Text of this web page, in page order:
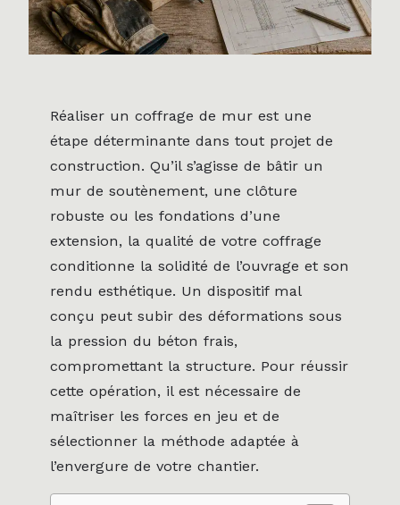
Réaliser un coffrage de mur est une
étape déterminante dans tout projet de
construction. Qu’il s’agisse de bâtir un
mur de soutènement, une clôture
robuste ou les fondations d’une
extension, la qualité de votre coffrage
conditionne la solidité de l’ouvrage et son
rendu esthétique. Un dispositif mal
conçu peut subir des déformations sous
la pression du béton frais,
compromettant la structure. Pour réussir
cette opération, il est nécessaire de
maîtriser les forces en jeu et de
sélectionner la méthode adaptée à
l’envergure de votre chantier.